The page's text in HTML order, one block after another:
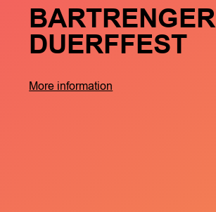
BARTRENGER
DUERFFEST
More information